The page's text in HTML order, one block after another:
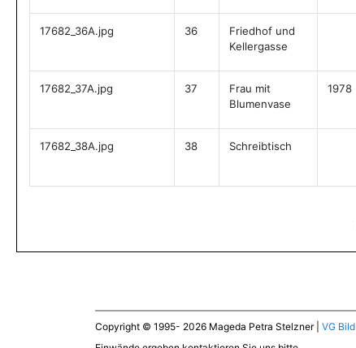
17682_36A.jpg 36
Friedhof und
Kellergasse
17682_37A.jpg 37
Frau mit
Blumenvase
1978
17682_38A.jpg 38 Schreibtisch
Copyright © 1995- 2026 Mageda Petra Stelzner | VG Bild